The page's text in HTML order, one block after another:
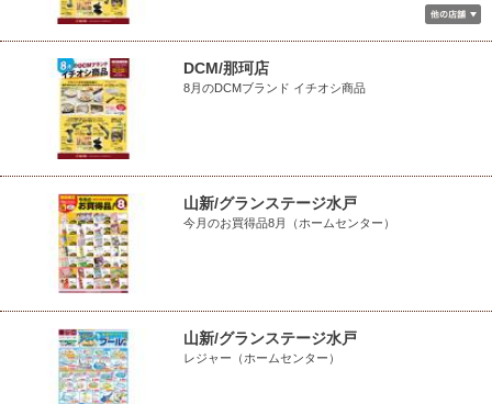
DCM/那珂店
8月のDCMブランド イチオシ商品
山新/グランステージ水戸
今月のお買得品8月（ホームセンター）
山新/グランステージ水戸
レジャー（ホームセンター）